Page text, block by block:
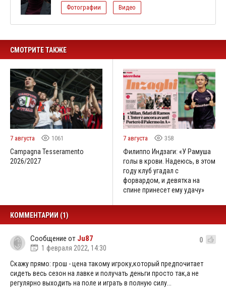
Фотографии Видео
СМОТРИТЕ ТАКЖЕ
7 августа 1061
Campagna Tesseramento
2026/2027
7 августа 358
Филиппо Индзаги: «У Рамуша
голы в крови. Надеюсь, в этом
году клуб угадал с
форвардом, и девятка на
спине принесет ему удачу»
КОММЕНТАРИИ (1)
Сообщение от Ju87
1 февраля 2022, 14:30
0
Скажу прямо: грош - цена такому игроку,который предпочитает
сидеть весь сезон на лавке и получать деньги просто так,а не
регулярно выходить на поле и играть в полную силу...